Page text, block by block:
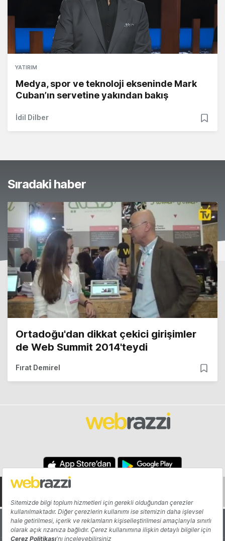
YATIRIM
Medya, spor ve teknoloji ekseninde Mark
Cuban’ın servetine yakından bakış
İdil Dilber
Sıradaki haber
Ortadoğu'dan dikkat çekici girişimler
de Web Summit 2014'teydi
Fırat Demirel
Hakkında Yazarlar